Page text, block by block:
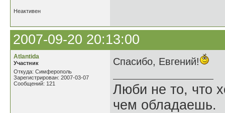
Неактивен
2007-09-20 20:13:00
Atlantida
Участник
Откуда: Симферополь
Зарегистрирован: 2007-03-07
Сообщений: 121
Спасибо, Евгений!
Люби не то, что
чем обладаешь.